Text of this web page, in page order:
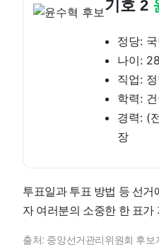
기호 2
정당:
나이: 28
직업:
학력:
경력: (
장
투표일과 투표 방법 등 선
자 여러분의 소중한 한 표
출처: 중앙선거관리위원회 후보